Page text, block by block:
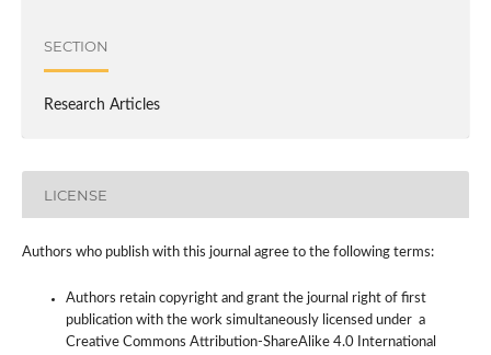
SECTION
Research Articles
LICENSE
Authors who publish with this journal agree to the following terms:
Authors retain copyright and grant the journal right of first
publication with the work simultaneously licensed under a
Creative Commons Attribution-ShareAlike 4.0 International